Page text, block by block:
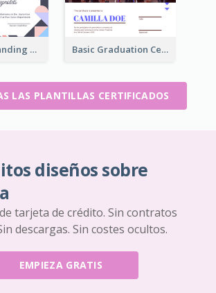
Funky Outstanding Shapes Certificate Design Template Ideas Basic Graduation Certificate With Campus Photo Design
LAS PLANTILLAS CERTIFICADOS
diseños sobre
tarjeta de crédito. Sin contratos
descargas. Sin costes ocultos.
EMPIEZA GRATIS